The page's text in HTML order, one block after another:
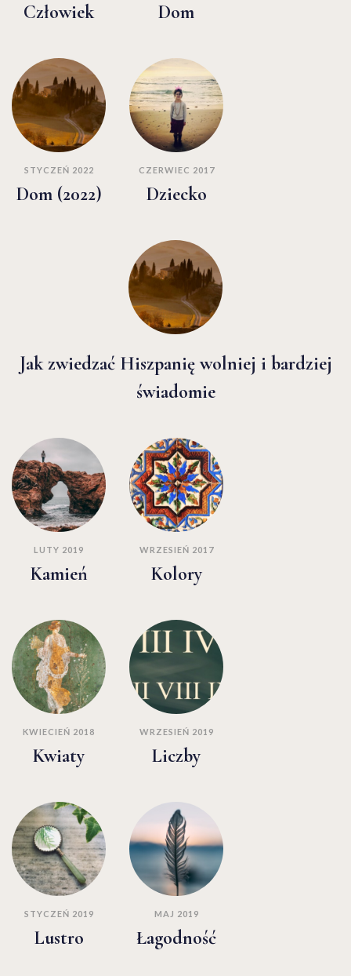
Człowiek Dom
STYCZEŃ 2022
Dom (2022)
CZERWIEC 2017
Dziecko
Jak zwiedzać Hiszpanię wolniej i bardziej
świadomie
LUTY 2019
Kamień
WRZESIEŃ 2017
Kolory
KWIECIEŃ 2018
Kwiaty
WRZESIEŃ 2019
Liczby
STYCZEŃ 2019
Lustro
MAJ 2019
Łagodność